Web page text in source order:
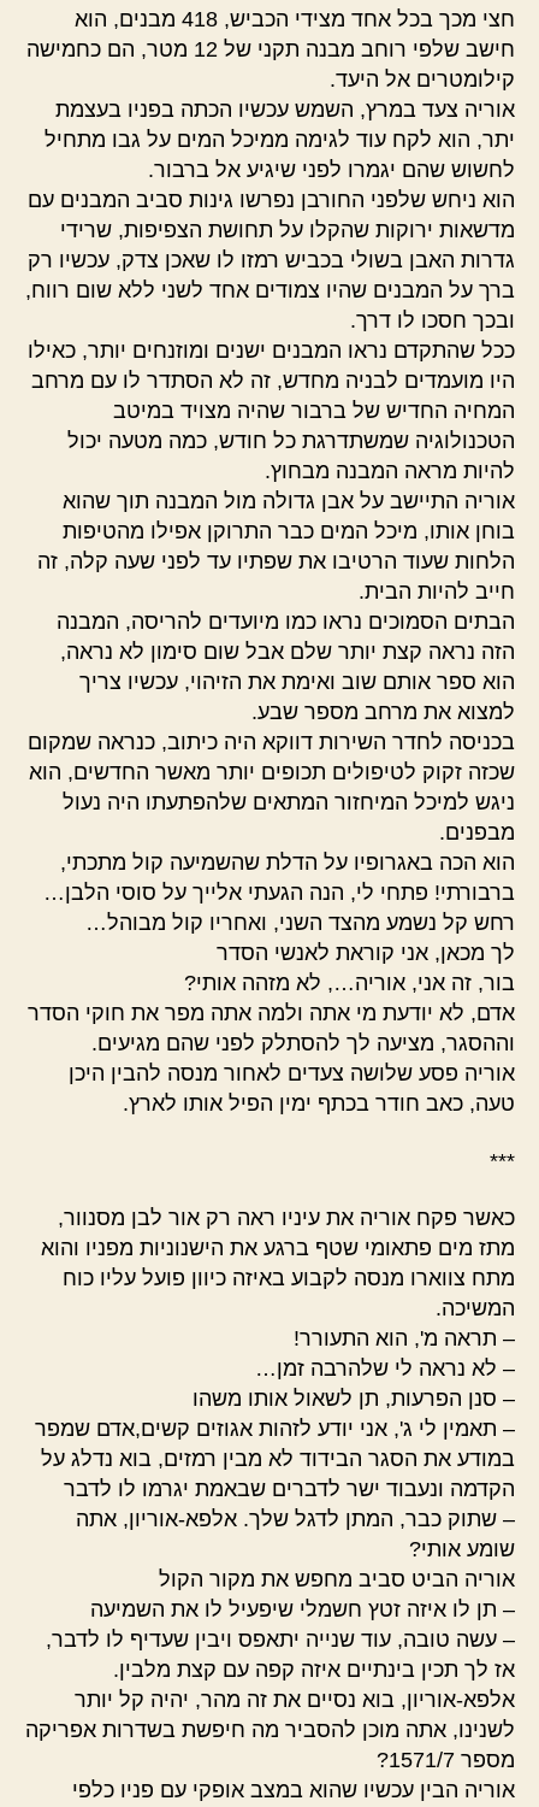
חצי מכך בכל אחד מצידי הכביש, 418 מבנים, הוא
חישב שלפי רוחב מבנה תקני של 12 מטר, הם כחמישה
קילומטרים אל היעד.
אוריה צעד במרץ, השמש עכשיו הכתה בפניו בעצמת
יתר, הוא לקח עוד לגימה ממיכל המים על גבו מתחיל
לחשוש שהם יגמרו לפני שיגיע אל ברבור.
הוא ניחש שלפני החורבן נפרשו גינות סביב המבנים עם
מדשאות ירוקות שהקלו על תחושת הצפיפות, שרידי
גדרות האבן בשולי בכביש רמזו לו שאכן צדק, עכשיו רק
ברך על המבנים שהיו צמודים אחד לשני ללא שום רווח,
ובכך חסכו לו דרך.
ככל שהתקדם נראו המבנים ישנים ומוזנחים יותר, כאילו
היו מועמדים לבניה מחדש, זה לא הסתדר לו עם מרחב
המחיה החדיש של ברבור שהיה מצויד במיטב
הטכנולוגיה שמשתדרגת כל חודש, כמה מטעה יכול
להיות מראה המבנה מבחוץ.
אוריה התיישב על אבן גדולה מול המבנה תוך שהוא
בוחן אותו, מיכל המים כבר התרוקן אפילו מהטיפות
הלחות שעוד הרטיבו את שפתיו עד לפני שעה קלה, זה
חייב להיות הבית.
הבתים הסמוכים נראו כמו מיועדים להריסה, המבנה
הזה נראה קצת יותר שלם אבל שום סימון לא נראה,
הוא ספר אותם שוב ואימת את הזיהוי, עכשיו צריך
למצוא את מרחב מספר שבע.
בכניסה לחדר השירות דווקא היה כיתוב, כנראה שמקום
שכזה זקוק לטיפולים תכופים יותר מאשר החדשים, הוא
ניגש למיכל המיחזור המתאים שלהפתעתו היה נעול
מבפנים.
הוא הכה באגרופיו על הדלת שהשמיעה קול מתכתי,
ברבורתי! פתחי לי, הנה הגעתי אלייך על סוסי הלבן…
רחש קל נשמע מהצד השני, ואחריו קול מבוהל…
לך מכאן, אני קוראת לאנשי הסדר
בור, זה אני, אוריה…, לא מזהה אותי?
אדם, לא יודעת מי אתה ולמה אתה מפר את חוקי הסדר
וההסגר, מציעה לך להסתלק לפני שהם מגיעים.
אוריה פסע שלושה צעדים לאחור מנסה להבין היכן
טעה, כאב חודר בכתף ימין הפיל אותו לארץ.
***
כאשר פקח אוריה את עיניו ראה רק אור לבן מסנוור,
מתז מים פתאומי שטף ברגע את הישנוניות מפניו והוא
מתח צווארו מנסה לקבוע באיזה כיוון פועל עליו כוח
המשיכה.
– תראה מ', הוא התעורר!
– לא נראה לי שלהרבה זמן…
– סנן הפרעות, תן לשאול אותו משהו
– תאמין לי ג', אני יודע לזהות אגוזים קשים,אדם שמפר
במודע את הסגר הבידוד לא מבין רמזים, בוא נדלג על
הקדמה ונעבוד ישר לדברים שבאמת יגרמו לו לדבר
– שתוק כבר, המתן לדגל שלך. אלפא-אוריון, אתה
שומע אותי?
אוריה הביט סביב מחפש את מקור הקול
– תן לו איזה זטץ חשמלי שיפעיל לו את השמיעה
– עשה טובה, עוד שנייה יתאפס ויבין שעדיף לו לדבר,
אז לך תכין בינתיים איזה קפה עם קצת מלבין.
אלפא-אוריון, בוא נסיים את זה מהר, יהיה קל יותר
לשנינו, אתה מוכן להסביר מה חיפשת בשדרות אפריקה
מספר 1571/7?
אוריה הבין עכשיו שהוא במצב אופקי עם פניו כלפי